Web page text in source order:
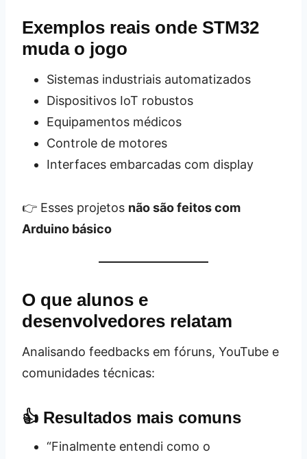
Exemplos reais onde STM32
muda o jogo
Sistemas industriais automatizados
Dispositivos IoT robustos
Equipamentos médicos
Controle de motores
Interfaces embarcadas com display
👉 Esses projetos não são feitos com
Arduino básico
O que alunos e
desenvolvedores relatam
Analisando feedbacks em fóruns, YouTube e
comunidades técnicas:
👍 Resultados mais comuns
“Finalmente entendi como o